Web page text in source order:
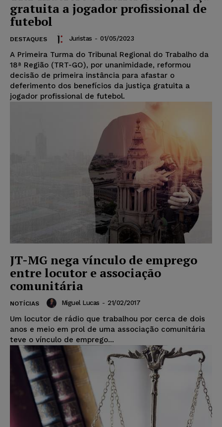
gratuita a jogador profissional de
futebol
DESTAQUES Juristas - 01/05/2023
A Primeira Turma do Tribunal Regional do Trabalho da
18ª Região (TRT-GO), por unanimidade, reformou
decisão de primeira instância para afastar o
deferimento dos benefícios da justiça gratuita a
jogador profissional de futebol.
JT-MG nega vínculo de emprego
entre locutor e associação
comunitária
NOTÍCIAS Miguel Lucas - 21/02/2017
Um locutor de rádio que trabalhou por cerca de dois
anos e meio em prol de uma associação comunitária
teve o vínculo de emprego...